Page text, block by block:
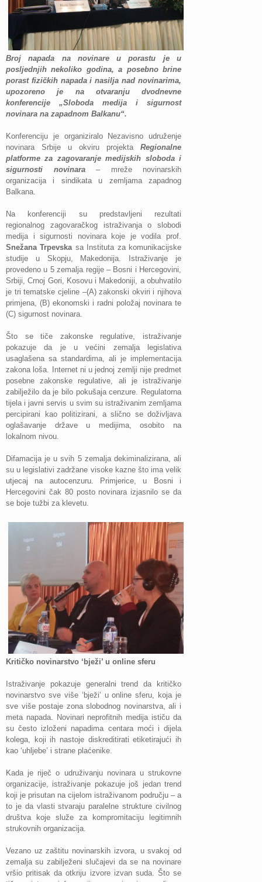
Broj napada na novinare u porastu je u
posljednjih nekoliko godina, a posebno brine
porast fizičkih napada i nasilja nad novinarima,
upozoreno je na otvaranju dvodnevne
konferencije „Sloboda medija i sigurnost
novinara na zapadnom Balkanu“.
Konferenciju je organiziralo Nezavisno udruženje
novinara Srbije u okviru projekta Regionalne
platforme za zagovaranje medijskih sloboda i
sigurnosti novinara– mreže novinarskih
organizacija i sindikata u zemljama zapadnog
Balkana.
Na konferenciji su predstavljeni rezultati
regionalnog zagovaračkog istraživanja o slobodi
medija i sigurnosti novinara koje je vodila prof.
Snežana Trpevskasa Instituta za komunikacijske
studije u Skopju, Makedonija. Istraživanje je
provedeno u 5 zemalja regije – Bosni i Hercegovini,
Srbiji, Crnoj Gori, Kosovu i Makedoniji, a obuhvatilo
je tri tematske cjeline –(A) zakonski okviri i njihova
primjena, (B) ekonomski i radni položaj novinara te
(C) sigurnost novinara.
Što se tiče zakonske regulative, istraživanje
pokazuje da je u većini zemalja legislativa
usaglašena sa standardima, ali je implementacija
zakona loša. Internet ni u jednoj zemlji nije predmet
posebne zakonske regulative, ali je istraživanje
zabilježilo da je bilo pokušaja cenzure. Regulatorna
tijela i javni servis u svim su istraživanim zemljama
percipirani kao politizirani, a slično se doživljava
oglašavanje države u medijima, osobito na
lokalnom nivou.
Difamacija je u svih 5 zemalja dekiminalizirana, ali
su u legislativi zadržane visoke kazne što ima velik
utjecaj na autocenzuru. Primjerice, u Bosni i
Hercegovini čak 80 posto novinara izjasnilo se da
se boje tužbi za klevetu.
Kritičko novinarstvo ‘bježi’ u online sferu
Istraživanje pokazuje generalni trend da kritičko
novinarstvo sve više ‘bježi’ u online sferu, koja je
sve više postaje zona slobodnog novinarstva, ali i
meta napada. Novinari neprofitnih medija ističu da
su često izloženi napadima centara moći i dijela
kolega, koji ih nastoje diskreditirati etiketirajući ih
kao ‘uhljebe’ i strane plaćenike.
Kada je riječ o udruživanju novinara u strukovne
organizacije, istraživanje pokazuje još jedan trend
koji je prisutan na cijelom istraživanom području – a
to je da vlasti stvaraju paralelne strukture civilnog
društva koje služe za kompromitaciju legitimnih
strukovnih organizacija.
Vezano uz zaštitu novinarskih izvora, u svakoj od
zemalja su zabilježeni slučajevi da se na novinare
vršio pritisak da otkriju izvore izvan suda. Što se